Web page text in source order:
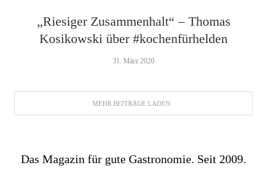
„Riesiger Zusammen­halt“ – Thomas
Kosikowski über #kochenfür­helden
31. März 2020
MEHR BEITRÄGE LADEN
Das Magazin für gute Gastronomie. Seit 2009.